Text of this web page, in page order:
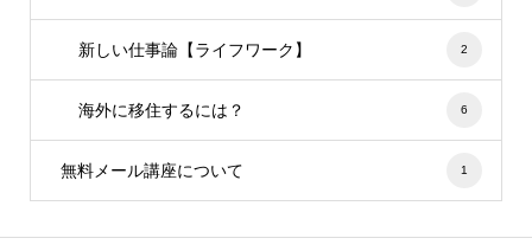
新しい仕事論【ライフワーク】 2
海外に移住するには？ 6
無料メール講座について 1